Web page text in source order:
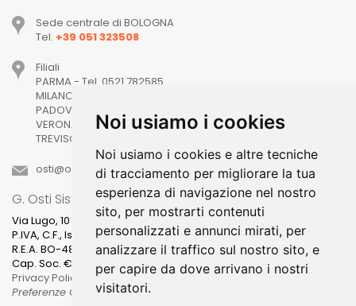
Noi usiamo i cookies
Noi usiamo i cookies e altre tecniche
di tracciamento per migliorare la tua
esperienza di navigazione nel nostro
sito, per mostrarti contenuti
personalizzati e annunci mirati, per
analizzare il traffico sul nostro sito, e
per capire da dove arrivano i nostri
visitatori.
Sede centrale di BOLOGNA
Tel. +39 051 323508
Filiali
PARMA - Tel. 0521 782585
MILANO - Tel. 02 98127438
PADOVA - Tel. 049 8710018
VERONA - Tel. 045 7614239
TREVISO - Tel. 0422 1490300
osti
ostisistemiit
G. Osti Sistemi srl
Via Lugo, 10
P.IVA, C.F., Isc.Reg.Imp. BO: 02969631205
R.E.A. BO-481400
Cap. Soc. € 100.000,00 i.v.
Privacy Policy
Preferenze Cookies